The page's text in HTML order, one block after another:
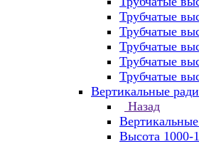
Трубчатые
Трубчатые
Трубчатые
Трубчатые
Трубчатые
Вертикальные
Назад
Высота 1000-